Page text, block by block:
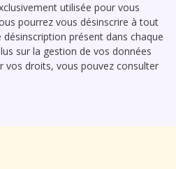
utilisée pour vous
pourrez vous désinscrire à tout
présent dans chaque
sur la gestion de vos données
vos droits, vous pouvez consulter